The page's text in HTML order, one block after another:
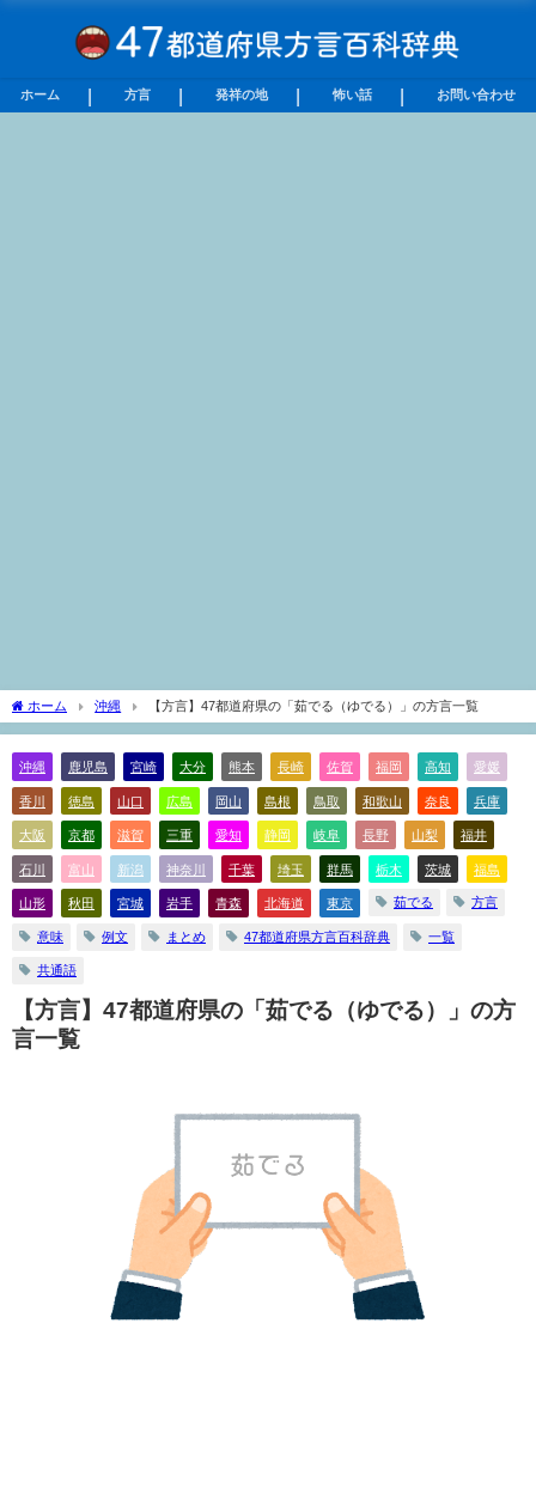
ホーム 方言 発祥の地 怖い話 お問い合わせ
ホーム 沖縄 【方言】47都道府県の「茹でる（ゆでる）」の方言一覧
沖縄 鹿児島 宮崎 大分 熊本 長崎 佐賀 福岡 高知 愛媛
香川 徳島 山口 広島 岡山 島根 鳥取 和歌山 奈良 兵庫
大阪 京都 滋賀 三重 愛知 静岡 岐阜 長野 山梨 福井
石川 富山 新潟 神奈川 千葉 埼玉 群馬 栃木 茨城 福島
山形 秋田 宮城 岩手 青森 北海道 東京 茹でる 方言
意味 例文 まとめ 47都道府県方言百科辞典 一覧
共通語
【方言】47都道府県の「茹でる（ゆでる）」の方
言一覧